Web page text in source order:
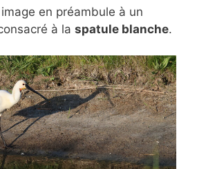
en préambule à un
à la spatule blanche.